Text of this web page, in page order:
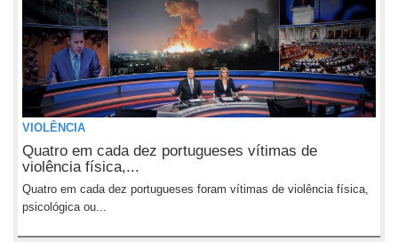
VIOLÊNCIA
Quatro em cada dez portugueses vítimas de
violência física,...
Quatro em cada dez portugueses foram vítimas de violência física,
psicológica ou...